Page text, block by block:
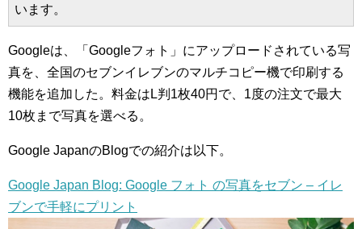
います。
Googleは、「Googleフォト」にアップロードされている写
真を、全国のセブンイレブンのマルチコピー機で印刷する
機能を追加した。料金はL判1枚40円で、1度の注文で最大
10枚まで写真を選べる。
Google JapanのBlogでの紹介は以下。
Google Japan Blog: Google フォト の写真をセブン – イレ
ブンで手軽にプリント